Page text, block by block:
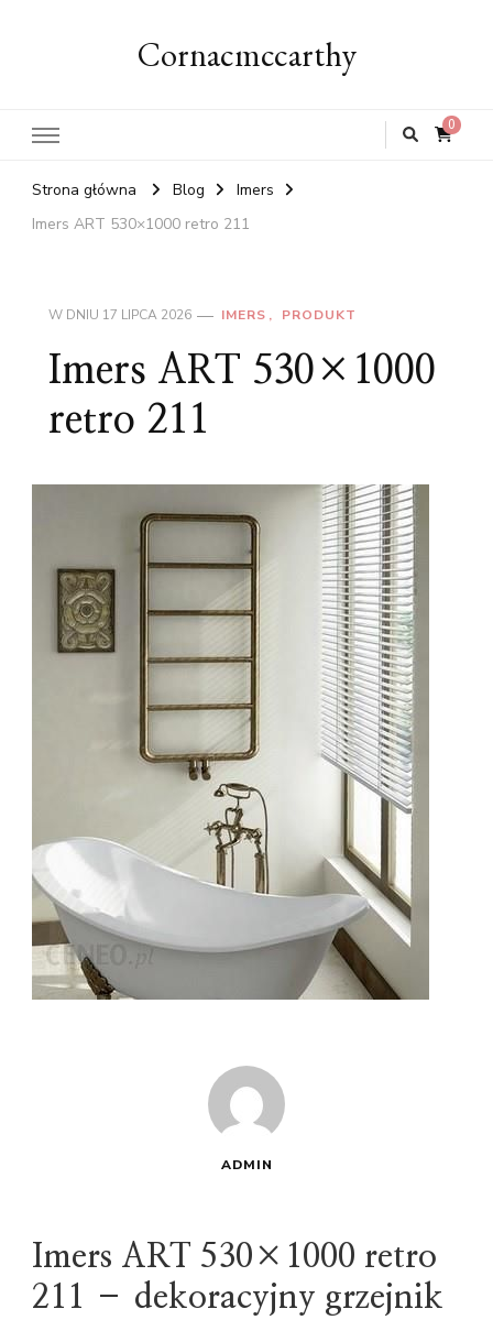
Cornacmccarthy
0
Strona główna Blog
Imers
Imers ART 530×1000 retro 211
W DNIU 17 LIPCA 2026 IMERS PRODUKT
Imers ART 530×1000
retro 211
ADMIN
Imers ART 530×1000 retro
211 – dekoracyjny grzejnik